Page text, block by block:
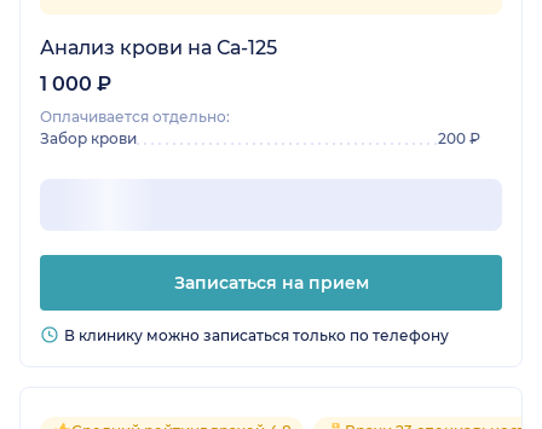
Анализ крови на Са-125
1 000 ₽
Оплачивается отдельно:
Забор крови
200 ₽
Записаться на прием
В клинику можно записаться только по телефону